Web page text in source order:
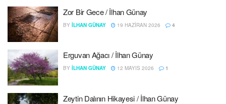
Zor Bir Gece / İlhan Günay
BY İLHAN GÜNAY 19 HAZIRAN 2026 4
Erguvan Ağacı / İlhan Günay
BY İLHAN GÜNAY 12 MAYIS 2026 1
Zeytin Dalının Hikayesi / İlhan Günay